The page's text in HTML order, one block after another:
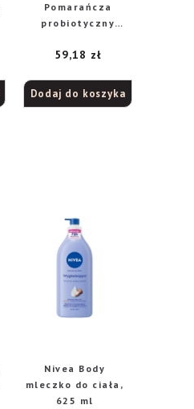
Pomarańcza
probiotyczny
200 ml
59,18 zł
Dodaj do koszyka
Nivea Body
mleczko do ciała,
625 ml